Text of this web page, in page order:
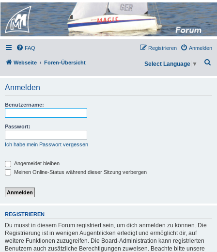
Micro Magic Forum
Deutschland
FAQ Anmelden
Registrieren
Webseite Foren-Übersicht
h
Select Language ▼
Anmelden
Benutzername:
Passwort:
Ich habe mein Passwort vergessen
Angemeldet bleiben
Meinen Online-Status während dieser Sitzung verbergen
REGISTRIEREN
Du musst in diesem Forum registriert sein, um dich anmelden zu können. Die
Registrierung ist in wenigen Augenblicken erledigt und ermöglicht dir, auf
weitere Funktionen zuzugreifen. Die Board-Administration kann registrierten
Benutzern auch zusätzliche Berechtigungen zuweisen. Beachte bitte unsere